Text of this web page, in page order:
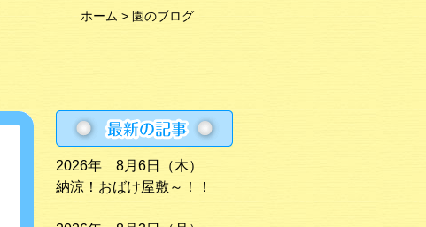
ホーム > 園のブログ
2026年 8月6日（木）
納涼！おばけ屋敷～！！